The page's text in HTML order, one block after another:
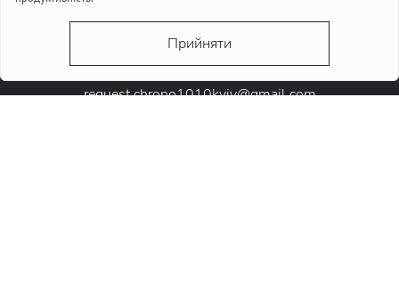
Прийняти
request.chrono1010kyiv@gmail.com